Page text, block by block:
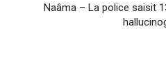
Naâma – La police saisit